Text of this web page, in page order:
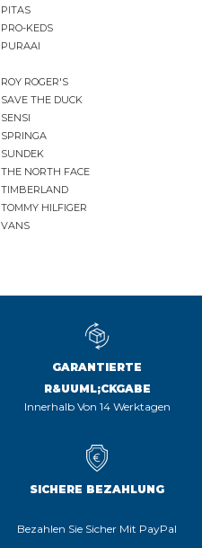
PITAS
PRO-KEDS
PURAAI
ROY ROGER'S
SAVE THE DUCK
SENSI
SPRINGA
SUNDEK
THE NORTH FACE
TIMBERLAND
TOMMY HILFIGER
VANS
GARANTIERTE
R&UUML;CKGABE
Innerhalb Von 14 Werktagen
SICHERE BEZAHLUNG
Bezahlen Sie Sicher Mit PayPal